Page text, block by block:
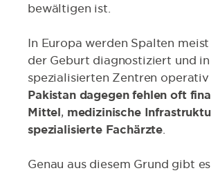
bewältigen ist.
In Europa werden Spalten
der Geburt diagnostiziert und in
spezialisierten Zentren
Pakistan dagegen fehlen oft
Mittel, medizinische
spezialisierte Fachärzte.
Genau aus diesem Grund gibt